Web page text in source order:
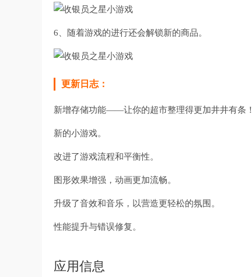
6、随着游戏的进行还会解锁新的商品。
更新日志：
新增存储功能——让你的超市整理得更加井井有条！
新的小游戏。
改进了游戏流程和平衡性。
图形效果增强，动画更加流畅。
升级了音效和音乐，以营造更轻松的氛围。
性能提升与错误修复。
应用信息